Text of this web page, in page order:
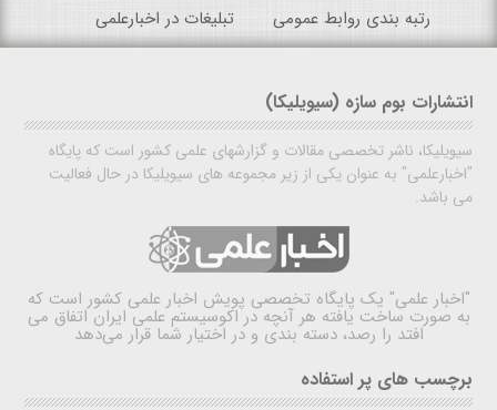
رتبه بندی روابط عمومی تبلیغات در اخبارعلمی
انتشارات بوم سازه (سیویلیکا)
سیویلیکا، ناشر تخصصی مقالات و گزارشهای علمی کشور است که پایگاه
"اخبارعلمی" به عنوان یکی از زیر مجموعه های سیویلیکا در حال فعالیت
می باشد.
"اخبار علمی" یک پایگاه تخصصی پویش اخبار علمی کشور است که
به صورت ساخت یافته هر آنچه در اکوسیستم علمی ایران اتفاق می
افتد را رصد، دسته بندی و در اختیار شما قرار می‌دهد
برچسب های پر استفاده